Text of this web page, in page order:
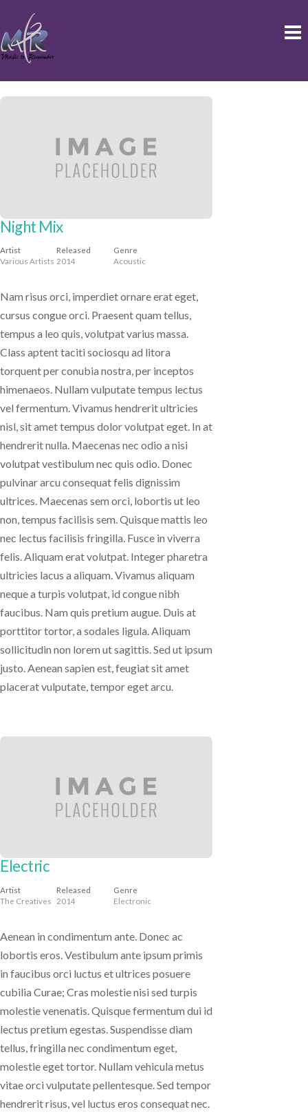
content
Night Mix
Artist
Various Artists
Released
2014
Genre
Acoustic
Nam risus orci, imperdiet ornare erat eget,
cursus congue orci. Praesent quam tellus,
tempus a leo quis, volutpat varius massa.
Class aptent taciti sociosqu ad litora
torquent per conubia nostra, per inceptos
himenaeos. Nullam vulputate tempus lectus
vel fermentum. Vivamus hendrerit ultricies
nisl, sit amet tempus dolor volutpat eget. In at
hendrerit nulla. Maecenas nec odio a nisi
volutpat vestibulum nec quis odio. Donec
pulvinar arcu consequat felis dignissim
ultrices. Maecenas sem orci, lobortis ut leo
non, tempus facilisis sem. Quisque mattis leo
nec lectus facilisis fringilla. Fusce in viverra
felis. Aliquam erat volutpat. Integer pharetra
ultricies lacus a aliquam. Vivamus aliquam
neque a turpis volutpat, id congue nibh
faucibus. Nam quis pretium augue. Duis at
porttitor tortor, a sodales ligula. Aliquam
sollicitudin non lorem ut sagittis. Sed ut ipsum
justo. Aenean sapien est, feugiat sit amet
placerat vulputate, tempor eget arcu.
Electric
Artist
The Creatives
Released
2014
Genre
Electronic
Aenean in condimentum ante. Donec ac
lobortis eros. Vestibulum ante ipsum primis
in faucibus orci luctus et ultrices posuere
cubilia Curae; Cras molestie nisi sed turpis
molestie venenatis. Quisque fermentum dui id
lectus pretium egestas. Suspendisse diam
tellus, fringilla nec condimentum eget,
molestie eget tortor. Nullam vehicula metus
vitae orci vulputate pellentesque. Sed tempor
hendrerit risus, vel luctus eros consequat nec.